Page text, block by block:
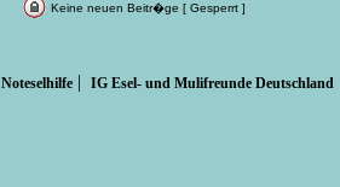
Keine neuen Beitr�ge [ Gesperrt ]
Noteselhilfe | IG Esel- und Mulifreunde Deutschland